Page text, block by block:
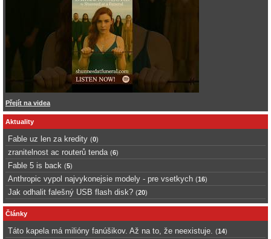
Přejít na videa
Aktuality
Fable uz len za kredity (0)
zranitelnost ac routerů tenda (6)
Fable 5 is back (5)
Anthropic vypol najvykonejsie modely - pre vsetkych (16)
Jak odhalit falešný USB flash disk? (20)
Články
Táto kapela má milióny fanúšikov. Až na to, že neexistuje. (14)